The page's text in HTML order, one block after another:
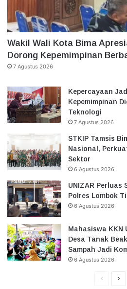
Wakil Wali Kota Bima
Dorong Kepemimpinan
7 Agustus 2026
Kepercayaan
Kepemimpinan
Teknologi
7 Agustus 2026
STKIP Tamsis
Nasional,
Sektor
6 Agustus 2026
UNIZAR Perluas
Polres Lombok
6 Agustus 2026
Mahasiswa KKN
Desa Tanak
Sampah Jadi
6 Agustus 2026
Halaman